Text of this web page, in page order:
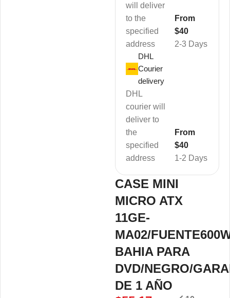
will deliver
to the
specified
address
2-3 Days
From
$40
DHL
Courier
delivery
DHL
courier will
deliver to
the
specified
address
1-2 Days
From
$40
CASE MINI
MICRO ATX
11GE-
MA02/
BAHIA PARA
DVD/NEGRO/
DE 1 AÑO